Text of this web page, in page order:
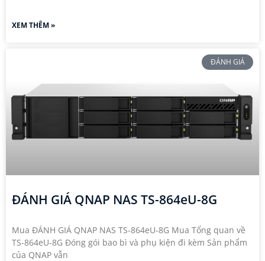
XEM THÊM »
ĐÁNH GIÁ
ĐÁNH GIÁ QNAP NAS TS-864eU-8G
Mua ĐÁNH GIÁ QNAP NAS TS-864eU-8G Mua Tổng quan về
TS-864eU-8G​ Đóng gói bao bì và phụ kiện đi kèm Sản phẩm
của QNAP vẫn